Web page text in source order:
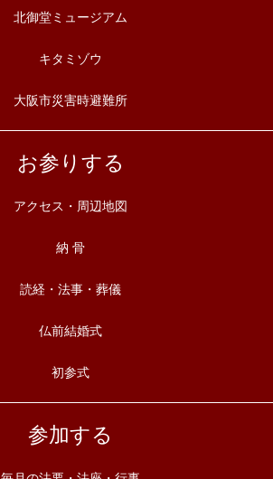
北御堂ミュージアム
キタミゾウ
大阪市災害時避難所
お参りする
アクセス・周辺地図
納 骨
読経・法事・葬儀
仏前結婚式
初参式
参加する